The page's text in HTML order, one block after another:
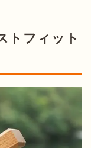
トフィット